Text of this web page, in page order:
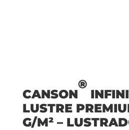
CANSON
®
LUSTRE
G/M² –